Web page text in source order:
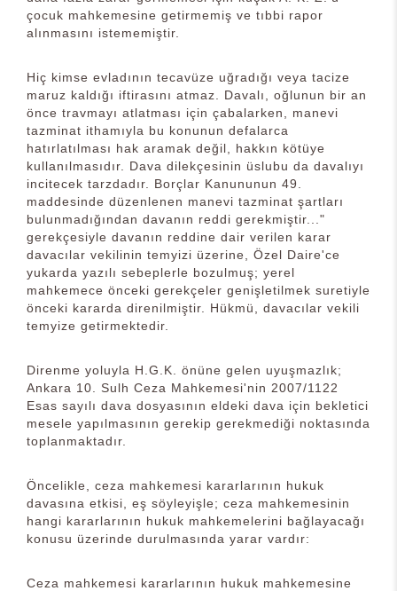
çocuk mahkemesine getirmemiş ve tıbbi rapor
alınmasını istememiştir.
Hiç kimse evladının tecavüze uğradığı veya tacize
maruz kaldığı iftirasını atmaz. Davalı, oğlunun bir an
önce travmayı atlatması için çabalarken, manevi
tazminat ithamıyla bu konunun defalarca
hatırlatılması hak aramak değil, hakkın kötüye
kullanılmasıdır. Dava dilekçesinin üslubu da davalıyı
incitecek tarzdadır. Borçlar Kanununun 49.
maddesinde düzenlenen manevi tazminat şartları
bulunmadığından davanın reddi gerekmiştir..."
gerekçesiyle davanın reddine dair verilen karar
davacılar vekilinin temyizi üzerine, Özel Daire'ce
yukarda yazılı sebeplerle bozulmuş; yerel
mahkemece önceki gerekçeler genişletilmek suretiyle
önceki kararda direnilmiştir. Hükmü, davacılar vekili
temyize getirmektedir.
Direnme yoluyla H.G.K. önüne gelen uyuşmazlık;
Ankara 10. Sulh Ceza Mahkemesi'nin 2007/1122
Esas sayılı dava dosyasının eldeki dava için bekletici
mesele yapılmasının gerekip gerekmediği noktasında
toplanmaktadır.
Öncelikle, ceza mahkemesi kararlarının hukuk
davasına etkisi, eş söyleyişle; ceza mahkemesinin
hangi kararlarının hukuk mahkemelerini bağlayacağı
konusu üzerinde durulmasında yarar vardır:
Ceza mahkemesi kararlarının hukuk mahkemesine